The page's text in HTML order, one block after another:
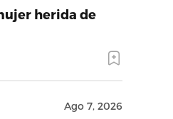
herida de
Ago 7, 2026